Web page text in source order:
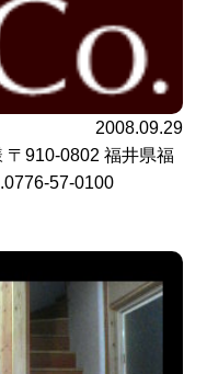
2008.09.29
910-0802 福井県福
57-0100